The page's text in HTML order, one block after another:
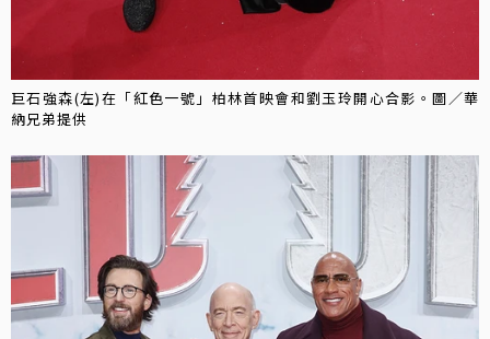
巨石強森(左)在「紅色一號」柏林首映會和劉玉玲開心合影。圖／華
納兄弟提供